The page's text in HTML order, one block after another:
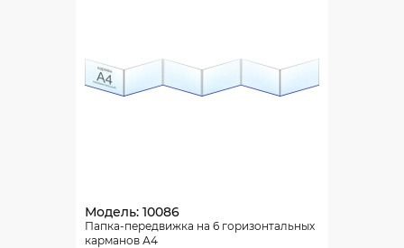
Модель: 10086
Папка-передвижка на 6 горизонтальных
карманов А4